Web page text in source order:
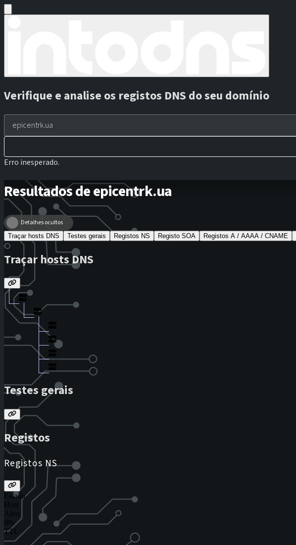
Verifique e analise os registos DNS do seu domínio
Erro inesperado.
Resultados de epicentrk.ua
Detalhes ocultos
Traçar hosts DNS Testes gerais Registos NS Registo SOA Registos A / AAAA / CNAME
Traçar hosts DNS
Testes gerais
Registos
Registos NS
Estado
Host
Alvo
IPs
TTL